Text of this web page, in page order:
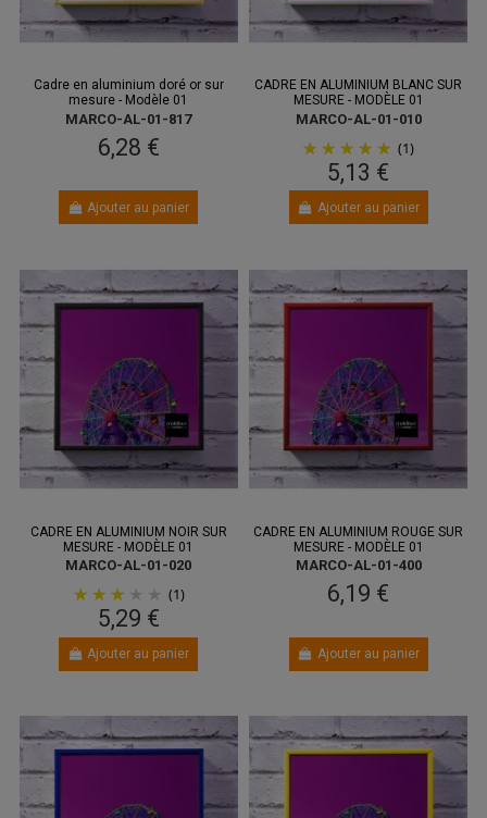
Cadre en aluminium doré or sur
mesure - Modèle 01
MARCO-AL-01-817
6,28 €
Ajouter au panier
CADRE EN ALUMINIUM BLANC SUR
MESURE - MODÈLE 01
MARCO-AL-01-010
(1)
5,13 €
Ajouter au panier
CADRE EN ALUMINIUM NOIR SUR
MESURE - MODÈLE 01
MARCO-AL-01-020
(1)
5,29 €
Ajouter au panier
CADRE EN ALUMINIUM ROUGE SUR
MESURE - MODÈLE 01
MARCO-AL-01-400
6,19 €
Ajouter au panier